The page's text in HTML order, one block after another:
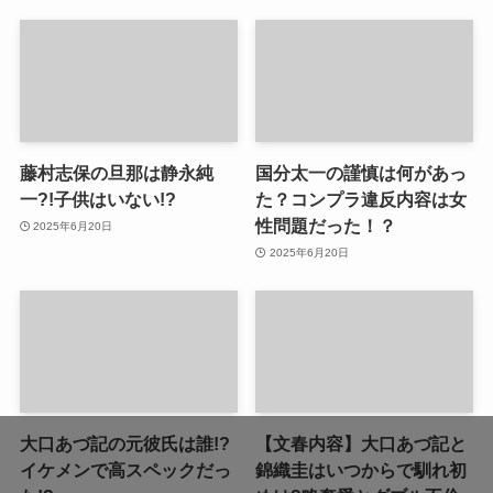
藤村志保の旦那は静永純
一?!子供はいない!?
2025年6月20日
国分太一の謹慎は何があっ
た？コンプラ違反内容は女
性問題だった！？
2025年6月20日
大口あづ記の元彼氏は誰!?
イケメンで高スペックだっ
【文春内容】大口あづ記と
錦織圭はいつからで馴れ初